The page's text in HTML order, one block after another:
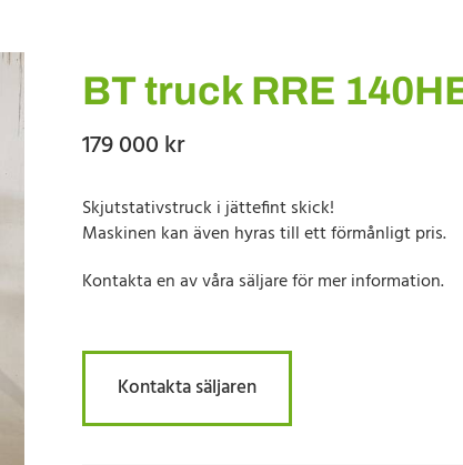
BT truck RRE
179 000 kr
Skjutstativstruck i jättefint skick!
Maskinen kan även hyras till ett förmånligt pris.
Kontakta en av våra säljare för mer information.
Kontakta säljaren